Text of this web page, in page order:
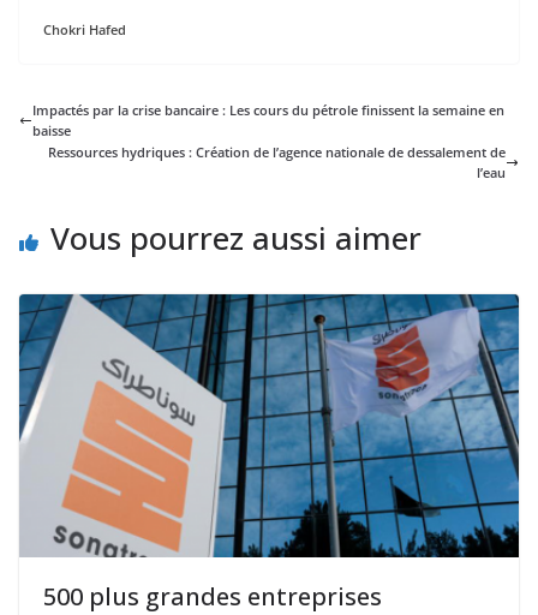
Chokri Hafed
Impactés par la crise bancaire : Les cours du pétrole finissent la semaine en
baisse
Ressources hydriques : Création de l’agence nationale de dessalement de
l’eau
Vous pourrez aussi aimer
500 plus grandes entreprises